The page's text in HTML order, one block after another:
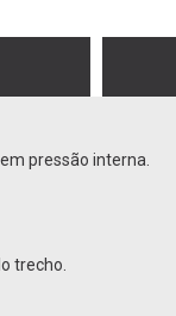
pressão interna.
trecho.